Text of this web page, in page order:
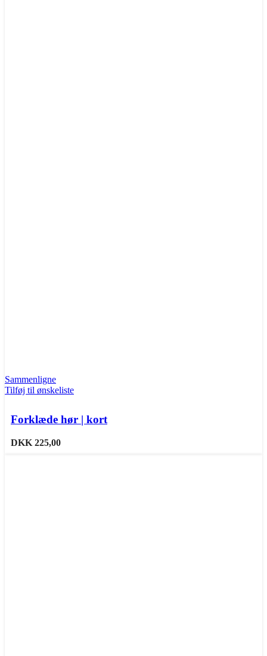
Sammenligne
Tilføj til ønskeliste
Forklæde hør | kort
DKK 225,00